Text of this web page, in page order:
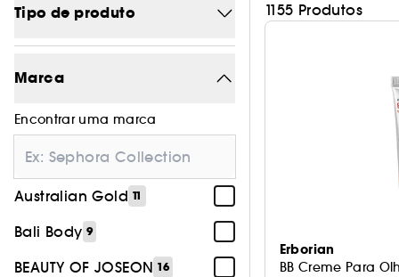
Tipo de produto
Perfumes 1
Acessórios
Corpo 26
Marca
Encontrar uma marca
Australian Gold 11
Bali Body 9
BEAUTY OF JOSEON 16
1155 Produtos
Erborian
BB Creme Para